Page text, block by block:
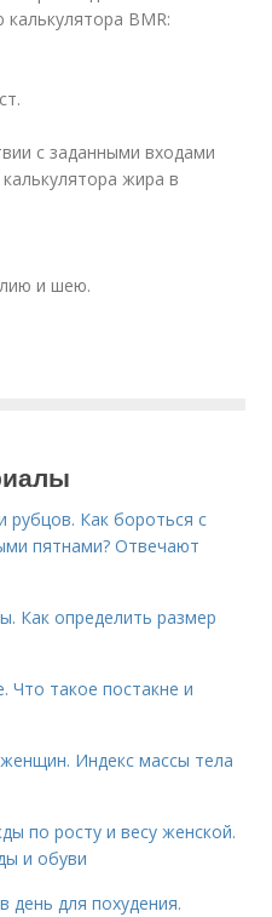
BMR:
с заданными входами
жира в
и шею.
рубцов. Как бороться с
пятнами? Отвечают
Как определить размер
Что такое постакне и
Индекс массы тела
по росту и весу женской.
и обуви
день для похудения.